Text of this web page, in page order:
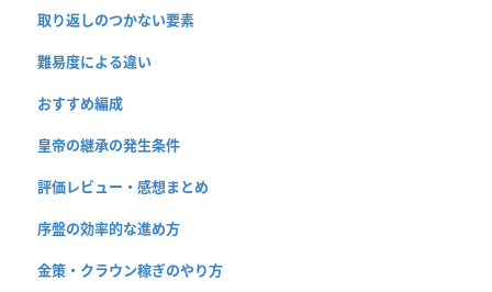
取り返しのつかない要素
難易度による違い
おすすめ編成
皇帝の継承の発生条件
評価レビュー・感想まとめ
序盤の効率的な進め方
金策・クラウン稼ぎのやり方